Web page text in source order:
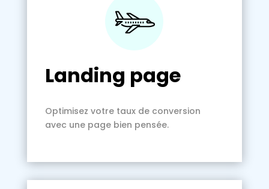
Landing page
Optimisez votre taux de conversion
avec une page bien pensée.